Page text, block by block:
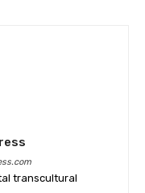
transcultural